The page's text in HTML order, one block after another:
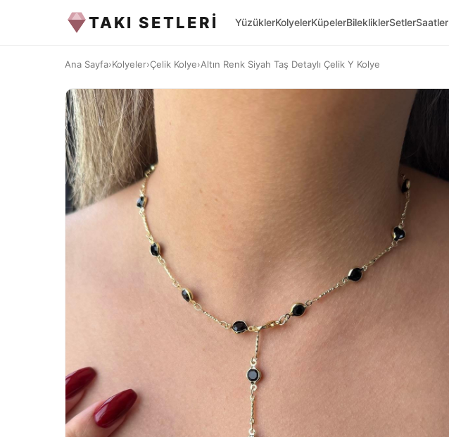
TAKI SETLERİ YüzüklerKolyelerKüpelerBilekliklerSetlerSaatler
Ana Sayfa›Kolyeler›Çelik Kolye›Altın Renk Siyah Taş Detaylı Çelik Y Kolye